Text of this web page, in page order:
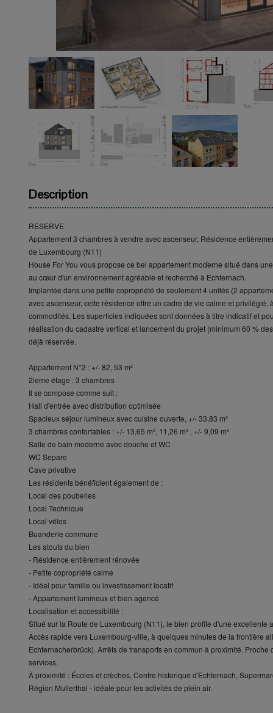
Description
RESERVE
Appartement 3 chambres à vendre avec ascenseur, Résidence
de Luxembourg (N11)
House For You vous propose ce bel appartement moderne situé dans
au cœur d'un environnement agréable et recherché à Echternach.
Implantée dans une petite copropriété de seulement 4 unités (2
avec ascenseur, cette résidence offre un cadre de vie calme et privilégié,
commodités. Les superficies indiquées sont données à titre indicatif et
réalisation du cadastre vertical et lancement du projet (minimum 60 %
déjà réservée.
Appartement N°2 : +/- 82, 53 m²
2ieme étage : 3 chambres
Il se compose comme suit :
Hall d'entrée avec distribution optimisée
Spacieux séjour lumineux avec cuisine ouverte, +/- 33,83 m²
3 chambres confortables : +/- 13,65 m², 11,26 m² , +/- 9,09 m²
Salle de bain moderne avec douche et WC
WC Separe
Cave privative
Les résidents bénéficient également de :
Local des poubelles
Local Technique
Local vélos
Buanderie commune
Les atouts du bien
- Résidence entièrement rénovée
- Petite copropriété calme
- Idéal pour famille ou investissement locatif
- Appartement lumineux et bien agencé
Localisation et accessibilité :
Situé sur la Route de Luxembourg (N11), le bien profite d'une excellente
Accès rapide vers Luxembourg-ville, à quelques minutes de la frontière
Echternacherbrück). Arrêts de transports en commun à proximité. Proche
services.
À proximité : Écoles et crèches, Centre historique d'Echternach,
Région Mullerthal - idéale pour les activités de plein air.